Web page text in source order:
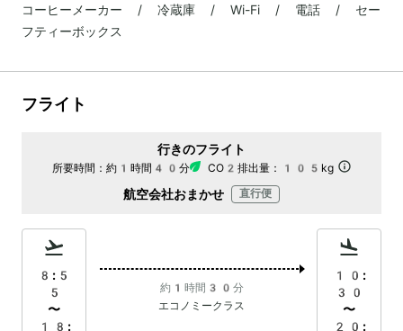
コーヒーメーカー / 冷蔵庫 / Wi-Fi / 電話 / セー
フティーボックス
フライト
行きのフライト
所要時間： 約1時間40分 CO2排出量： 105kg
航空会社おまかせ 直行便
8:5
5
〜
18:
約1時間30分
エコノミークラス
10:
30
〜
20: